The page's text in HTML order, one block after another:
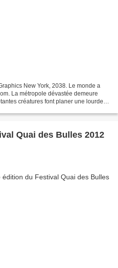
New York, 2038. Le monde a
La métropole dévastée demeure
créatures font planer une lourde
Quai des Bulles 2012